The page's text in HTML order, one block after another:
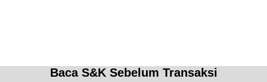
Baca S&K Sebelum Transaksi